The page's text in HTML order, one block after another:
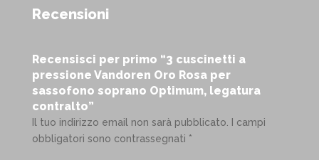
Recensioni
Recensisci per primo “3 cuscinetti a
pressione Vandoren Oro Rosa per
sassofono soprano Optimum, legatura
contralto”
Il tuo indirizzo email non sarà pubblicato.
I campi
obbligatori sono contrassegnati *